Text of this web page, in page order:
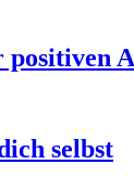
positiven
selbst